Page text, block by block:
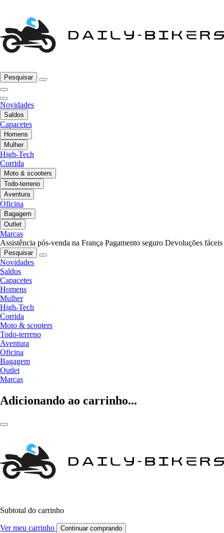
Pesquisar
Novidades
Saldos
Capacetes
Homens
Mulher
High-Tech
Corrida
Moto & scooters
Todo-terreno
Aventura
Oficina
Bagagem
Outlet
Marcas
Assistência pós-venda na França Pagamento seguro Devoluções fáceis
Pesquisar
Novidades
Saldos
Capacetes
Homens
Mulher
High-Tech
Corrida
Moto & scooters
Todo-terreno
Aventura
Oficina
Bagagem
Outlet
Marcas
Adicionando ao carrinho...
Subtotal do carrinho
Ver meu carrinho Continuar comprando